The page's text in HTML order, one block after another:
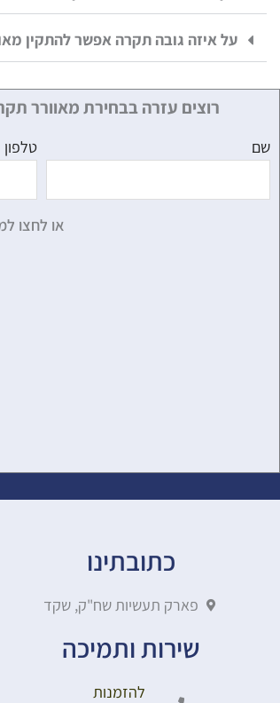
על איזה גובה תקרה אפשר להתקין
רוצים עזרה בבחירת מאוורר
שם טלפון
או לחצו
כתובתינו
פארק תעשיות שח"ק, שקד
שירות ותמיכה
להזמנות